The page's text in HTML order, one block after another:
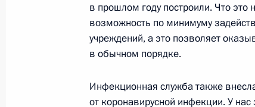
11 сентября 2021 года, 11:10 Москва,
10 сентября 2021 года, пятница
Заседание Совета по
и спорта
в прошлом году построили. Что
возможность по минимуму
учреждений, а это позволяет
в обычном порядке.
Инфекционная служба также
от коронавирусной инфекции. У